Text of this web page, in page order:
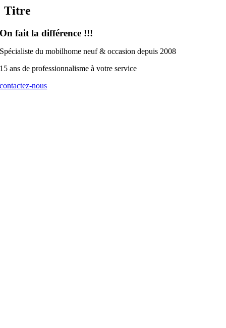
rapide
Titre
On fait la différence !!!
Spécialiste du mobilhome neuf & occasion depuis 2008
15 ans de professionnalisme à votre service
contactez-nous